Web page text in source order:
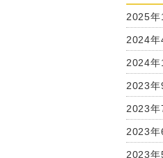
2025年
2024年
2024年
2023年
2023年
2023年
2023年